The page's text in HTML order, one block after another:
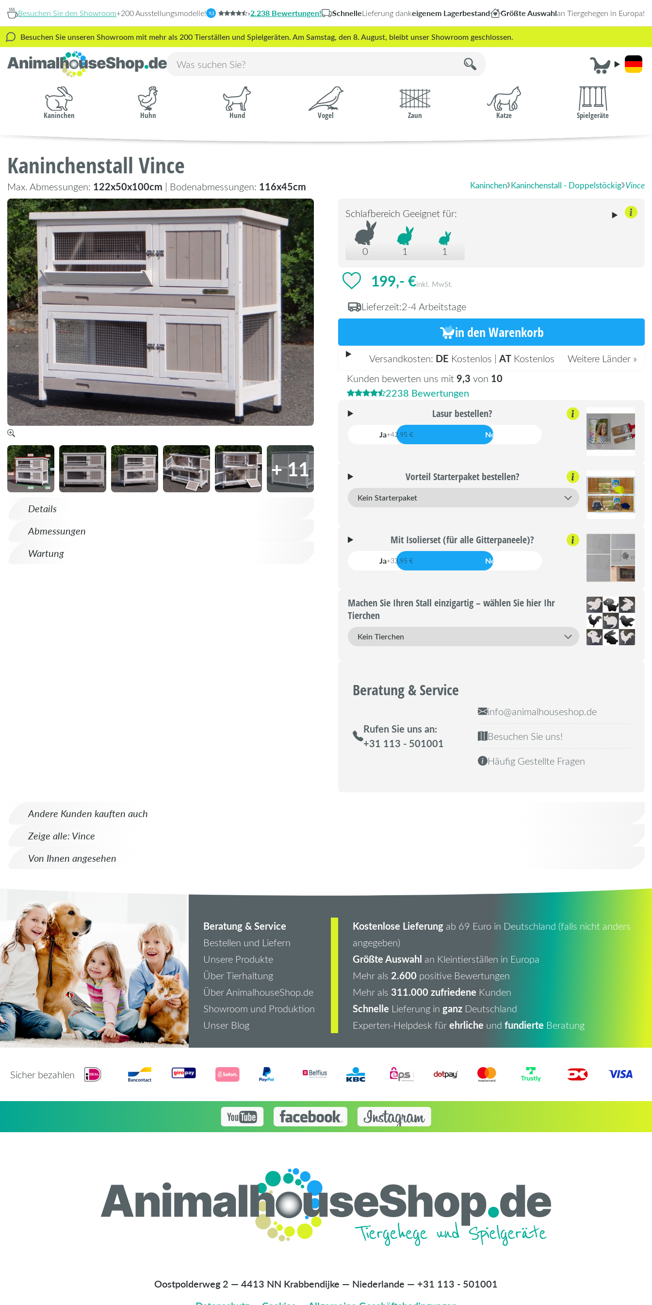
Besuchen Sie den Showroom+200 Ausstellungsmodelle! 9,3 »2.238 Bewertungen! SchnelleLieferung dankeigenem Lagerbestand Größte Auswahlan Tiergehegen in Europa!
Besuchen Sie unseren Showroom mit mehr als 200 Tierställen und Spielgeräten. Am Samstag, den 8. August, bleibt unser Showroom geschlossen.
Kaninchen Huhn Hund Vogel Zaun Katze Spielgeräte
Kaninchenstall Vince
Max. Abmessungen: 122x50x100cm | Bodenabmessungen: 116x45cm Kaninchen Kaninchenstall - Doppelstöckig Vince
+ 11
Details
Abmessungen
Wartung
Schlafbereich Geeignet für:
0 1 1
199,- €inkl. MwSt.
Lieferzeit:2-4 Arbeitstage
in den Warenkorb
Versandkosten: DE Kostenlos |AT Kostenlos
Weitere Länder »
Kunden bewerten uns mit9,3 von 10
2238 Bewertungen
Lasur bestellen?
Ja+42,95 € Nein
Vorteil Starterpaket bestellen?
Mit Isolierset (für alle Gitterpaneele)?
Ja+33,95 € Nein
Machen Sie Ihren Stall einzigartig – wählen Sie hier Ihr
Tierchen
Beratung & Service
Rufen Sie uns an:
+31 113 - 501001
info@animalhouseshop.de
Besuchen Sie uns!
Häufig Gestellte Fragen
Andere Kunden kauften auch
Zeige alle: Vince
Von Ihnen angesehen
Beratung & Service
Bestellen und Liefern
Unsere Produkte
Über Tierhaltung
Über AnimalhouseShop.de
Showroom und Produktion
Unser Blog
Kostenlose Lieferungab 69 Euro in Deutschland (falls nicht anders
angegeben)
Größte Auswahl an Kleintierställen in Europa
Mehr als 2.600 positive Bewertungen
Mehr als 311.000 zufriedene Kunden
Schnelle Lieferung in ganzDeutschland
Experten-Helpdesk fürehrliche und fundierte Beratung
Sicher bezahlen
Oostpolderweg 2 — 4413 NN Krabbendijke — Niederlande — +31 113 - 501001